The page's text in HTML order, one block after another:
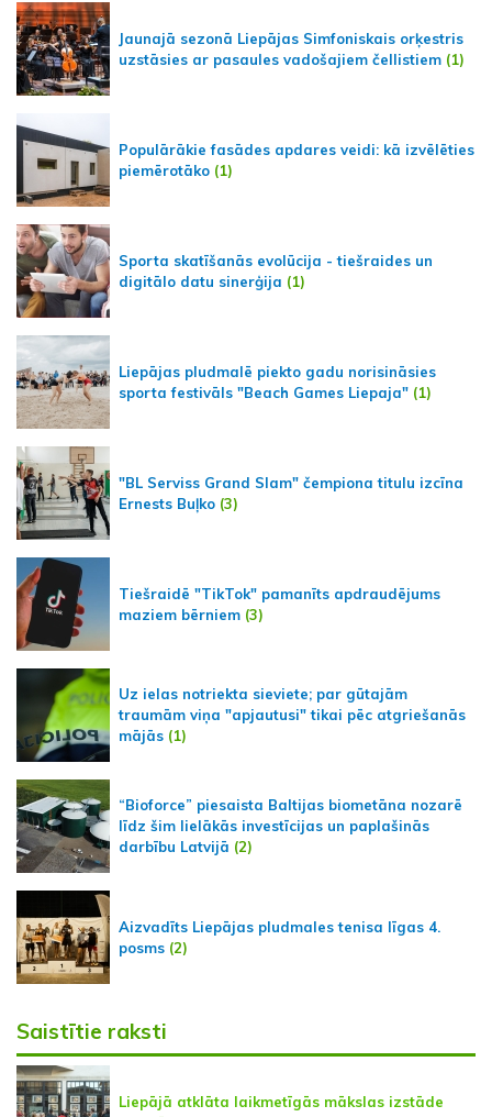
Jaunajā sezonā Liepājas Simfoniskais orķestris
uzstāsies ar pasaules vadošajiem čellistiem (1)
Populārākie fasādes apdares veidi: kā izvēlēties
piemērotāko (1)
Sporta skatīšanās evolūcija - tiešraides un
digitālo datu sinerģija (1)
Liepājas pludmalē piekto gadu norisināsies
sporta festivāls "Beach Games Liepaja" (1)
"BL Serviss Grand Slam" čempiona titulu izcīna
Ernests Buļko (3)
Tiešraidē "TikTok" pamanīts apdraudējums
maziem bērniem (3)
Uz ielas notriekta sieviete; par gūtajām
traumām viņa "apjautusi" tikai pēc atgriešanās
mājās (1)
“Bioforce” piesaista Baltijas biometāna nozarē
līdz šim lielākās investīcijas un paplašinās
darbību Latvijā (2)
Aizvadīts Liepājas pludmales tenisa līgas 4.
posms (2)
Saistītie raksti
Liepājā atklāta laikmetīgās mākslas izstāde